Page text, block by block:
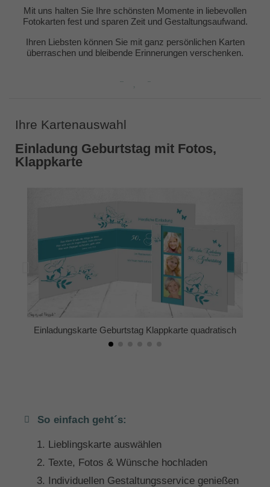
Mit uns halten Sie Ihre schönsten Momente in liebevollen
Fotokarten fest und sparen Zeit und Gestaltungsaufwand.
Ihren Liebsten können Sie mit ganz persönlichen Karten
überraschen und bleibende Erinnerungen verschenken.
Ihre Kartenauswahl
Einladung Geburtstag mit Fotos,
Klappkarte
Einladungskarte Geburtstag Klappkarte quadratisch
So einfach geht´s:
Lieblingskarte auswählen
Texte, Fotos & Wünsche hochladen
Individuellen Gestaltungsservice genießen